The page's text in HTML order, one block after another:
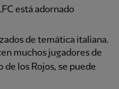
está adornado
de temática italiana.
muchos jugadores de
de los Rojos, se puede